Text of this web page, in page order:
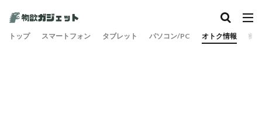
トップ スマートフォン タブレット パソコン/PC オトク情報 旅